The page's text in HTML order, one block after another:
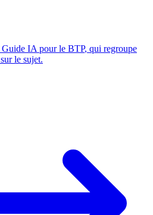
Guide IA pour le BTP, qui regroupe
le sujet.